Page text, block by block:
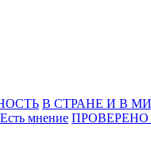
В СТРАНЕ И В
Есть мнение ПРОВЕРЕНО